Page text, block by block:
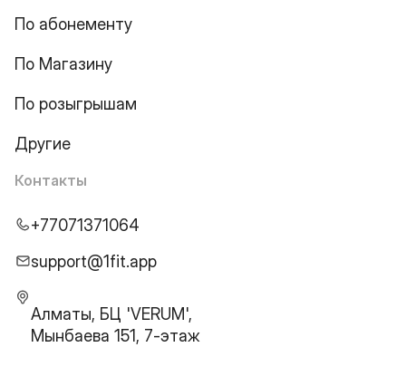
По абонементу
По Магазину
По розыгрышам
Другие
Контакты
+77071371064
support@1fit.app
Алматы, БЦ 'VERUM',
Мынбаева 151, 7-этаж